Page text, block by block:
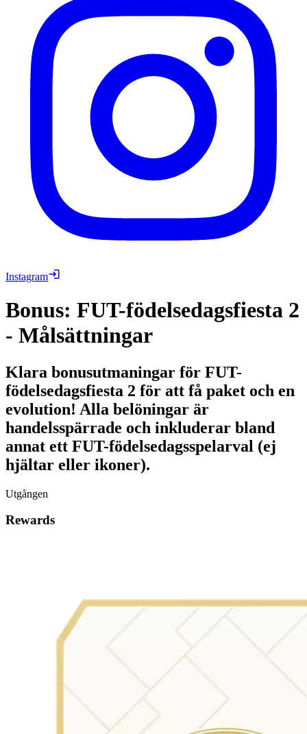
Instagram
Bonus: FUT-födelsedagsfiesta 2
- Målsättningar
Klara bonusutmaningar för FUT-
födelsedagsfiesta 2 för att få paket och en
evolution! Alla belöningar är
handelsspärrade och inkluderar bland
annat ett FUT-födelsedagsspelarval (ej
hjältar eller ikoner).
Utgången
Rewards